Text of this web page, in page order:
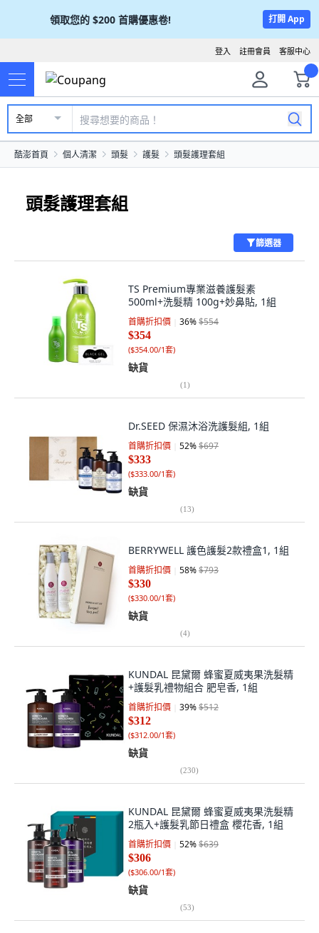
領取您的 $200 首購優惠卷! 打開 App
客服中心
註冊會員
登入
全部
酷澎首頁 個人清潔 頭髮 護髮 頭髮護理‭套組
頭髮護理‭套組
篩選器
TS Premium專業滋養護髮素
500ml+洗髮精 100g+妙鼻貼, 1組
首購折扣價 36%$554
$354
($354.00/1套)
缺貨
(1)
Dr.SEED 保濕沐浴洗護髮組, 1組
首購折扣價 52%$697
$333
($333.00/1套)
缺貨
(13)
BERRYWELL 護色護髮2款禮盒1, 1組
首購折扣價 58%$793
$330
($330.00/1套)
缺貨
(4)
KUNDAL 昆黛爾 蜂蜜夏威夷果洗髮精
+護髮乳禮物組合 肥皂香, 1組
首購折扣價 39%$512
$312
($312.00/1套)
缺貨
(230)
KUNDAL 昆黛爾 蜂蜜夏威夷果洗髮精
2瓶入+護髮乳節日禮盒 櫻花香, 1組
首購折扣價 52%$639
$306
($306.00/1套)
缺貨
(53)